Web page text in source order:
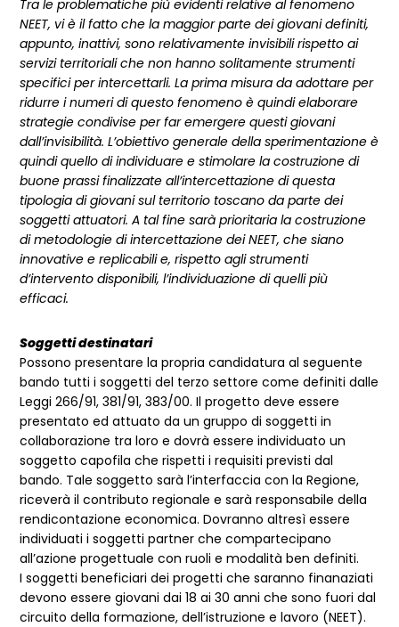
Tra le problematiche più evidenti relative al fenomeno
NEET, vi è il fatto che la maggior parte dei giovani definiti,
appunto, inattivi, sono relativamente invisibili rispetto ai
servizi territoriali che non hanno solitamente strumenti
specifici per intercettarli. La prima misura da adottare per
ridurre i numeri di questo fenomeno è quindi elaborare
strategie condivise per far emergere questi giovani
dall’invisibilità. L’obiettivo generale della sperimentazione è
quindi quello di individuare e stimolare la costruzione di
buone prassi finalizzate all’intercettazione di questa
tipologia di giovani sul territorio toscano da parte dei
soggetti attuatori. A tal fine sarà prioritaria la costruzione
di metodologie di intercettazione dei NEET, che siano
innovative e replicabili e, rispetto agli strumenti
d’intervento disponibili, l’individuazione di quelli più
efficaci.
Soggetti destinatari
Possono presentare la propria candidatura al seguente
bando tutti i soggetti del terzo settore come definiti dalle
Leggi 266/91, 381/91, 383/00. Il progetto deve essere
presentato ed attuato da un gruppo di soggetti in
collaborazione tra loro e dovrà essere individuato un
soggetto capofila che rispetti i requisiti previsti dal
bando. Tale soggetto sarà l’interfaccia con la Regione,
riceverà il contributo regionale e sarà responsabile della
rendicontazione economica. Dovranno altresì essere
individuati i soggetti partner che compartecipano
all’azione progettuale con ruoli e modalità ben definiti.
I soggetti beneficiari dei progetti che saranno finanaziati
devono essere giovani dai 18 ai 30 anni che sono fuori dal
circuito della formazione, dell’istruzione e lavoro (NEET).